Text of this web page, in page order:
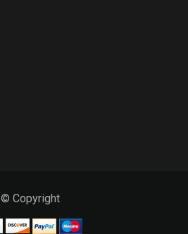
© Copyright